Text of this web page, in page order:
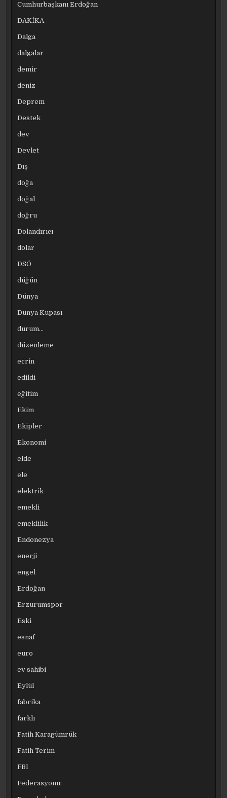
Cumhurbaşkanı Erdoğan
DAKİKA
Dalga
dalgalar
demir
deniz
Deprem
Destek
dev
Devlet
Dış
doğa
doğal
doğru
Dolandırıcı
dolar
DSÖ
düğün
Dünya
Dünya Kupası
durum…
düzenleme
ecrin
edildi
eğitim
Ekim
Ekipler
Ekonomi
elde
ele
elektrik
emekli
emeklilik
Endonezya
enerji
engel
Erdoğan
Erzurumspor
Eski
esnaf
euro
ev sahibi
Eylül
fabrika
farklı
Fatih Karagümrük
Fatih Terim
FBI
Federasyonu: